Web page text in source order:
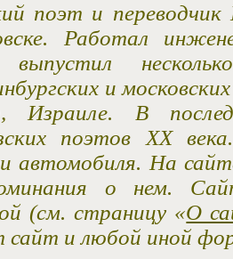
поэт и
Работал
выпустил
и
Израиле. В
поэтов XX
автомобиля. На
о нем.
(см. страницу «О
сайт и любой иной